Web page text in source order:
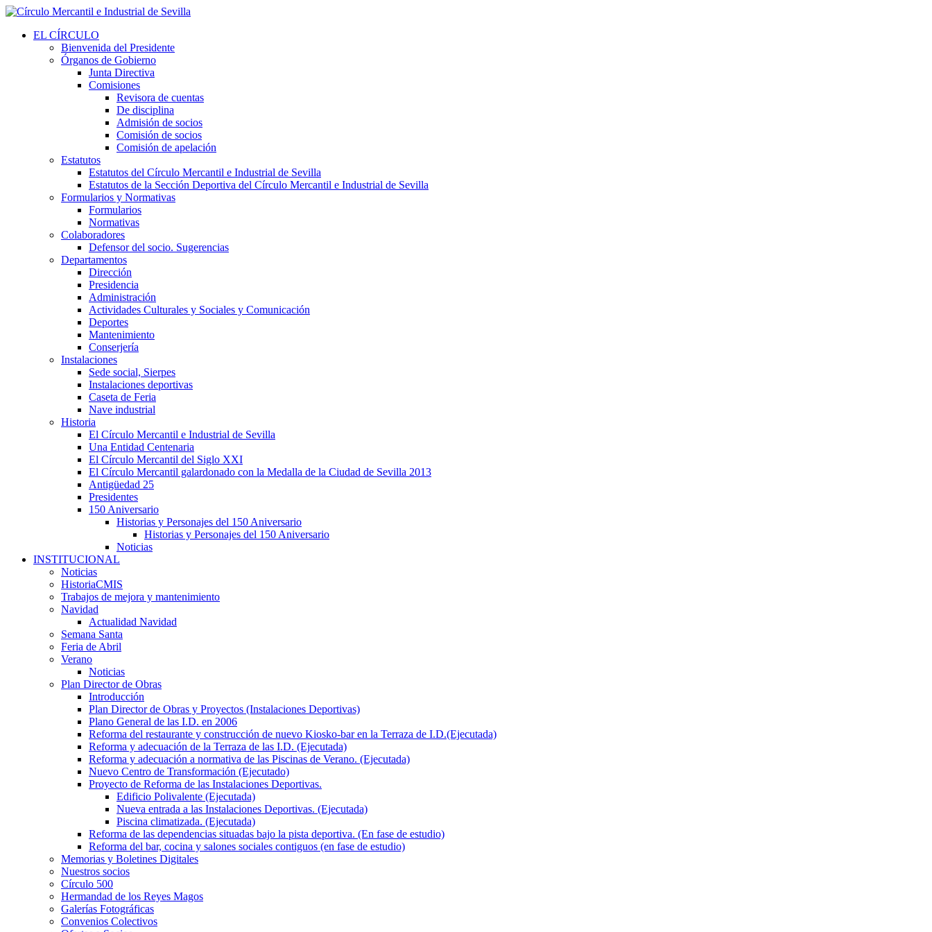
EL CÍRCULO
Bienvenida del Presidente
Órganos de Gobierno
Junta Directiva
Comisiones
Revisora de cuentas
De disciplina
Admisión de socios
Comisión de socios
Comisión de apelación
Estatutos
Estatutos del Círculo Mercantil e Industrial de Sevilla
Estatutos de la Sección Deportiva del Círculo Mercantil e Industrial de Sevilla
Formularios y Normativas
Formularios
Normativas
Colaboradores
Defensor del socio. Sugerencias
Departamentos
Dirección
Presidencia
Administración
Actividades Culturales y Sociales y Comunicación
Deportes
Mantenimiento
Conserjería
Instalaciones
Sede social, Sierpes
Instalaciones deportivas
Caseta de Feria
Nave industrial
Historia
El Círculo Mercantil e Industrial de Sevilla
Una Entidad Centenaria
El Círculo Mercantil del Siglo XXI
El Círculo Mercantil galardonado con la Medalla de la Ciudad de Sevilla 2013
Antigüedad 25
Presidentes
150 Aniversario
Historias y Personajes del 150 Aniversario
Historias y Personajes del 150 Aniversario
Noticias
INSTITUCIONAL
Noticias
HistoriaCMIS
Trabajos de mejora y mantenimiento
Navidad
Actualidad Navidad
Semana Santa
Feria de Abril
Verano
Noticias
Plan Director de Obras
Introducción
Plan Director de Obras y Proyectos (Instalaciones Deportivas)
Plano General de las I.D. en 2006
Reforma del restaurante y construcción de nuevo Kiosko-bar en la Terraza de I.D.(Ejecutada)
Reforma y adecuación de la Terraza de las I.D. (Ejecutada)
Reforma y adecuación a normativa de las Piscinas de Verano. (Ejecutada)
Nuevo Centro de Transformación (Ejecutado)
Proyecto de Reforma de las Instalaciones Deportivas.
Edificio Polivalente (Ejecutada)
Nueva entrada a las Instalaciones Deportivas. (Ejecutada)
Piscina climatizada. (Ejecutada)
Reforma de las dependencias situadas bajo la pista deportiva. (En fase de estudio)
Reforma del bar, cocina y salones sociales contiguos (en fase de estudio)
Memorias y Boletines Digitales
Nuestros socios
Círculo 500
Hermandad de los Reyes Magos
Galerías Fotográficas
Convenios Colectivos